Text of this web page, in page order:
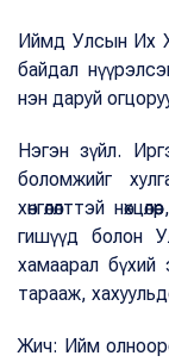
Иймд Улсын Их
байдал
нэн даруй
Нэгэн зүйл.
боломжийг
хөнгөлөлттэй
гишүүд болон
хамаарал бүхий
тарааж,
Жич: Ийм